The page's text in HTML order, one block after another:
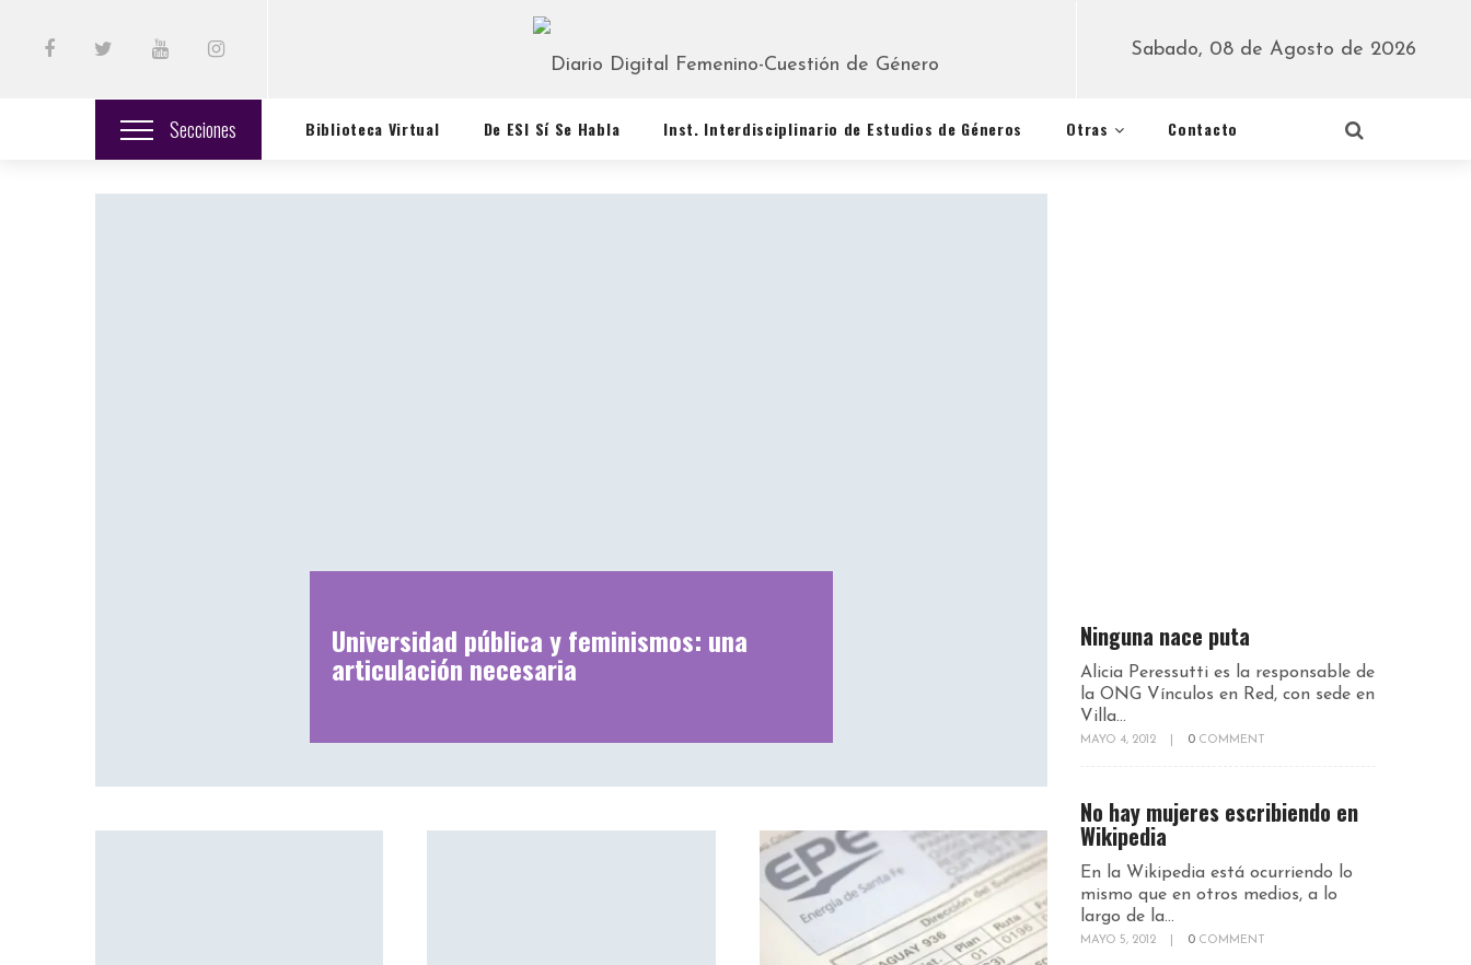
Sabado, 08 de Agosto de 2026
Secciones Biblioteca Virtual De ESI Sí Se Habla Inst. Interdisciplinario de Estudios de Géneros Otras Contacto
Universidad pública y feminismos: una
articulación necesaria
Ninguna nace puta
Alicia Peressutti es la responsable de
la ONG Vínculos en Red, con sede en
Villa...
MAYO 4, 2012 0 COMMENT
No hay mujeres escribiendo en
Wikipedia
En la Wikipedia está ocurriendo lo
mismo que en otros medios, a lo
largo de la...
MAYO 5, 2012 0 COMMENT